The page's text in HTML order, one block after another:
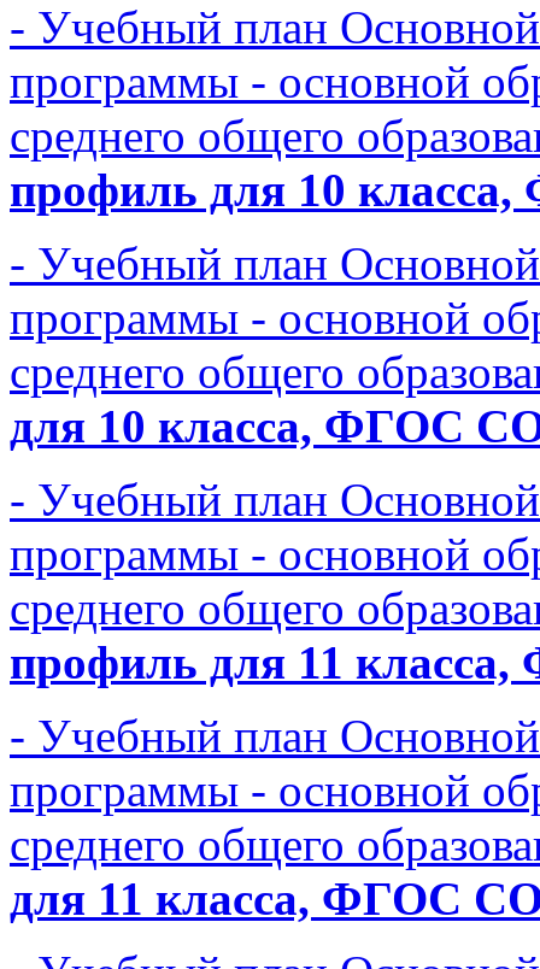
- Учебный план
программы - основной
среднего общего
профиль для 10
- Учебный план
программы - основной
среднего общего
для 10 класса, ФГОС
- Учебный план
программы - основной
среднего общего
профиль для 11
- Учебный план
программы - основной
среднего общего
для 11 класса, ФГОС